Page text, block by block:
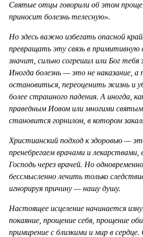
Святые отцы говорили об этом
приносит болезнь телесную».
Но здесь важно избегать опасной
превращать эту связь в примитивную
значит, сильно согрешил или Бог тебя
Иногда болезнь — это не наказание, а
остановиться, переоценить жизнь и
более страшного падения. А иногда,
праведным Иовом или многими
становится горнилом, в котором
Христианский подход к здоровью —
пренебрегаем врачами и лекарствами,
Господь через врачей. Но
бессмысленно лечить только
игнорируя причину — нашу душу.
Настоящее исцеление начинается
покаяние, прощение себя, прощение
примирение с близкими и мир в